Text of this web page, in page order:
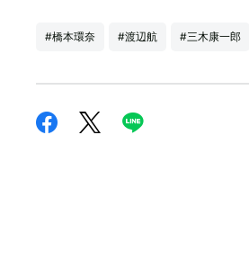
#橋本環奈 #渡辺航 #三木康一郎